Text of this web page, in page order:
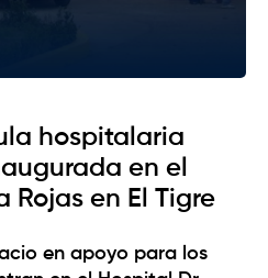
hospitalaria
en el
Rojas en El Tigre
en apoyo para los